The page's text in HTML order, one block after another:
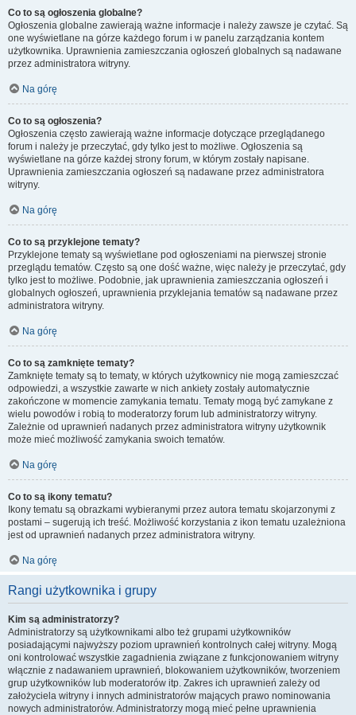
Co to są ogłoszenia globalne?
Ogłoszenia globalne zawierają ważne informacje i należy zawsze je czytać. Są
one wyświetlane na górze każdego forum i w panelu zarządzania kontem
użytkownika. Uprawnienia zamieszczania ogłoszeń globalnych są nadawane
przez administratora witryny.
Na górę
Co to są ogłoszenia?
Ogłoszenia często zawierają ważne informacje dotyczące przeglądanego
forum i należy je przeczytać, gdy tylko jest to możliwe. Ogłoszenia są
wyświetlane na górze każdej strony forum, w którym zostały napisane.
Uprawnienia zamieszczania ogłoszeń są nadawane przez administratora
witryny.
Na górę
Co to są przyklejone tematy?
Przyklejone tematy są wyświetlane pod ogłoszeniami na pierwszej stronie
przeglądu tematów. Często są one dość ważne, więc należy je przeczytać, gdy
tylko jest to możliwe. Podobnie, jak uprawnienia zamieszczania ogłoszeń i
globalnych ogłoszeń, uprawnienia przyklejania tematów są nadawane przez
administratora witryny.
Na górę
Co to są zamknięte tematy?
Zamknięte tematy są to tematy, w których użytkownicy nie mogą zamieszczać
odpowiedzi, a wszystkie zawarte w nich ankiety zostały automatycznie
zakończone w momencie zamykania tematu. Tematy mogą być zamykane z
wielu powodów i robią to moderatorzy forum lub administratorzy witryny.
Zależnie od uprawnień nadanych przez administratora witryny użytkownik
może mieć możliwość zamykania swoich tematów.
Na górę
Co to są ikony tematu?
Ikony tematu są obrazkami wybieranymi przez autora tematu skojarzonymi z
postami – sugerują ich treść. Możliwość korzystania z ikon tematu uzależniona
jest od uprawnień nadanych przez administratora witryny.
Na górę
Rangi użytkownika i grupy
Kim są administratorzy?
Administratorzy są użytkownikami albo też grupami użytkowników
posiadającymi najwyższy poziom uprawnień kontrolnych całej witryny. Mogą
oni kontrolować wszystkie zagadnienia związane z funkcjonowaniem witryny
włącznie z nadawaniem uprawnień, blokowaniem użytkowników, tworzeniem
grup użytkowników lub moderatorów itp. Zakres ich uprawnień zależy od
założyciela witryny i innych administratorów mających prawo nominowania
nowych administratorów. Administratorzy mogą mieć pełne uprawnienia